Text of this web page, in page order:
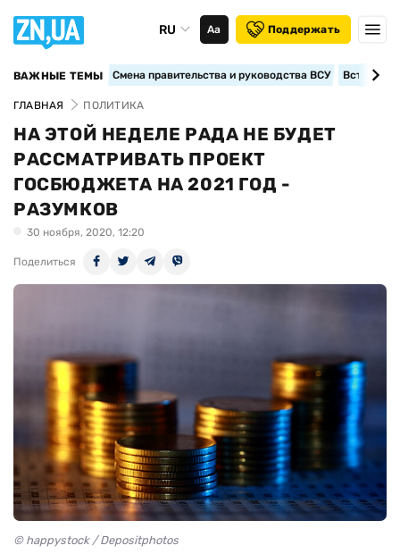
RU Аа Поддержать
ВАЖНЫЕ ТЕМЫ Смена правительства и руководства ВСУ
ГЛАВНАЯ ПОЛИТИКА
НА ЭТОЙ НЕДЕЛЕ РАДА НЕ БУДЕТ
РАССМАТРИВАТЬ ПРОЕКТ
ГОСБЮДЖЕТА НА 2021 ГОД -
РАЗУМКОВ
30 ноября, 2020, 12:20
Поделиться
© happystock / Depositphotos